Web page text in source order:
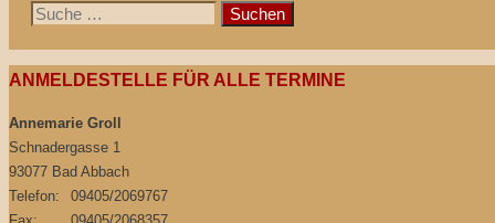
Suche
ANMELDESTELLE FÜR ALLE TERMINE
Annemarie Groll
Schnadergasse 1
93077 Bad Abbach
Telefon:
09405/2069767